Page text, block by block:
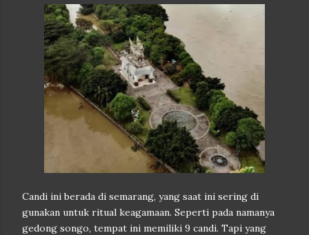
Candi ini berada di semarang, yang saat ini sering di
gunakan untuk ritual keagamaan. Seperti pada namanya
gedong songo, tempat ini memiliki 9 candi. Tapi yang